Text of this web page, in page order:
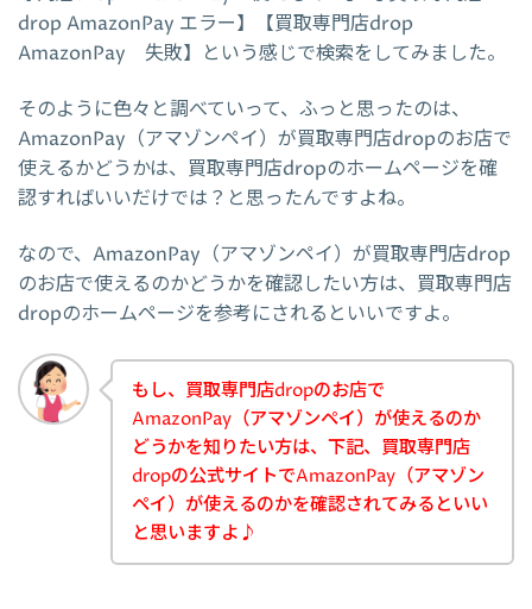
drop AmazonPay エラー】【買取専門店drop
AmazonPay 失敗】という感じで検索をしてみました。
そのように色々と調べていって、ふっと思ったのは、
AmazonPay（アマゾンペイ）が買取専門店dropのお店で
使えるかどうかは、買取専門店dropのホームページを確
認すればいいだけでは？と思ったんですよね。
なので、AmazonPay（アマゾンペイ）が買取専門店drop
のお店で使えるのかどうかを確認したい方は、買取専門店
dropのホームページを参考にされるといいですよ。
もし、買取専門店dropのお店で
AmazonPay（アマゾンペイ）が使えるのか
どうかを知りたい方は、下記、買取専門店
dropの公式サイトでAmazonPay（アマゾン
ペイ）が使えるのかを確認されてみるといい
と思いますよ♪